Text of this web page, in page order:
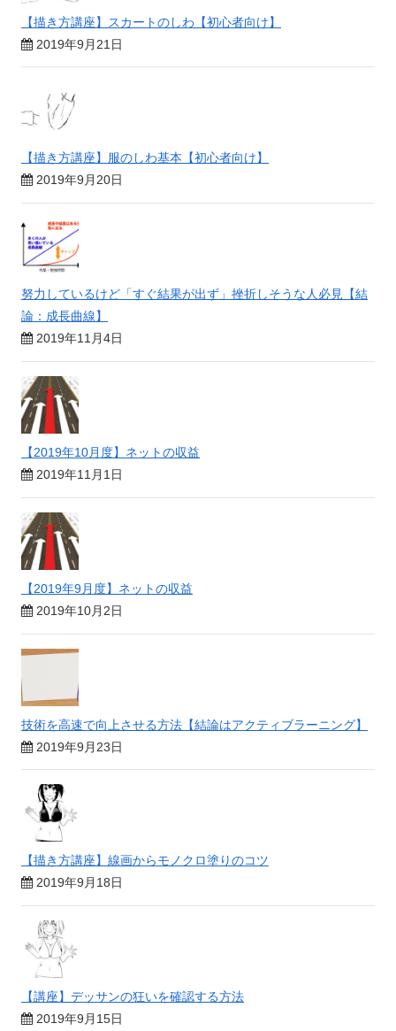
【描き方講座】スカートのしわ【初心者向け】
2019年9月21日
【描き方講座】服のしわ基本【初心者向け】
2019年9月20日
努力しているけど「すぐ結果が出ず」挫折しそうな人必見【結
論：成長曲線】
2019年11月4日
【2019年10月度】ネットの収益
2019年11月1日
【2019年9月度】ネットの収益
2019年10月2日
技術を高速で向上させる方法【結論はアクティブラーニング】
2019年9月23日
【描き方講座】線画からモノクロ塗りのコツ
2019年9月18日
【講座】デッサンの狂いを確認する方法
2019年9月15日